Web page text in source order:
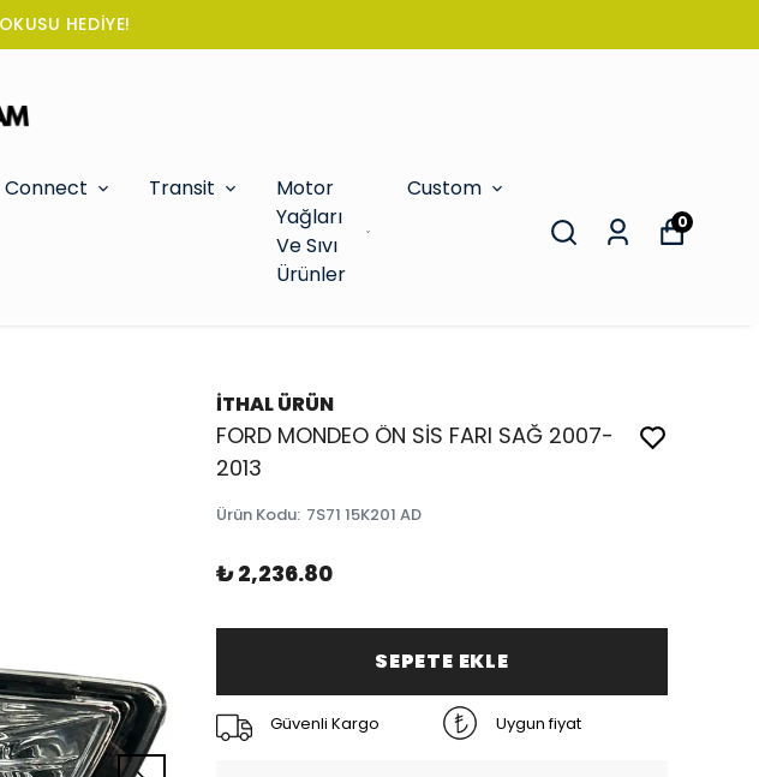
HEDİYE!
Connect Transit
Motor
Yağları
Ve Sıvı
Ürünler
Custom
0
İTHAL ÜRÜN
FORD MONDEO ÖN SİS FARI SAĞ 2007-
2013
Ürün Kodu: 7S71 15K201 AD
₺ 2,236.80
SEPETE EKLE
Güvenli Kargo Uygun fiyat